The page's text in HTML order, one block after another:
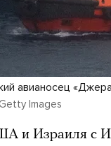
авианосец
Images
и Израиля с